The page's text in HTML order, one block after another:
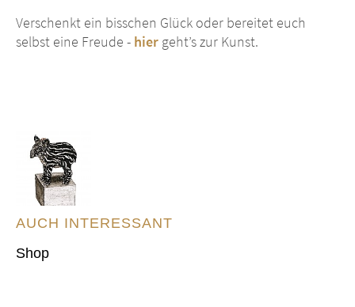
Verschenkt ein bisschen Glück oder bereitet euch
selbst eine Freude - hier geht’s zur Kunst.
AUCH INTERESSANT
Shop